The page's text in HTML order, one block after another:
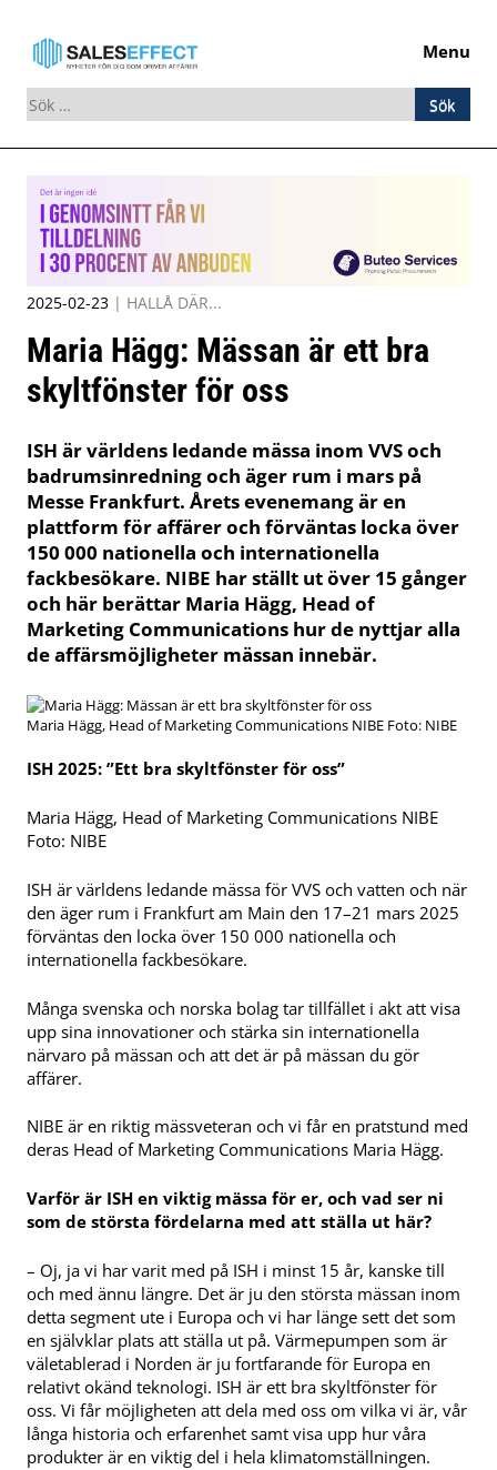
Menu
Sök
efter:
Skip
to
content
2025-02-23 | HALLÅ DÄR...
Maria Hägg: Mässan är ett bra
skyltfönster för oss
ISH är världens ledande mässa inom VVS och
badrumsinredning och äger rum i mars på
Messe Frankfurt. Årets evenemang är en
plattform för affärer och förväntas locka över
150 000 nationella och internationella
fackbesökare. NIBE har ställt ut över 15 gånger
och här berättar Maria Hägg, Head of
Marketing Communications hur de nyttjar alla
de affärsmöjligheter mässan innebär.
Maria Hägg, Head of Marketing Communications NIBE Foto: NIBE
ISH 2025: ”Ett bra skyltfönster för oss”
Maria Hägg, Head of Marketing Communications NIBE
Foto: NIBE
ISH är världens ledande mässa för VVS och vatten och när
den äger rum i Frankfurt am Main den 17–21 mars 2025
förväntas den locka över 150 000 nationella och
internationella fackbesökare.
Många svenska och norska bolag tar tillfället i akt att visa
upp sina innovationer och stärka sin internationella
närvaro på mässan och att det är på mässan du gör
affärer.
NIBE är en riktig mässveteran och vi får en pratstund med
deras Head of Marketing Communications Maria Hägg.
Varför är ISH en viktig mässa för er, och vad ser ni
som de största fördelarna med att ställa ut här?
– Oj, ja vi har varit med på ISH i minst 15 år, kanske till
och med ännu längre. Det är ju den största mässan inom
detta segment ute i Europa och vi har länge sett det som
en självklar plats att ställa ut på. Värmepumpen som är
väletablerad i Norden är ju fortfarande för Europa en
relativt okänd teknologi. ISH är ett bra skyltfönster för
oss. Vi får möjligheten att dela med oss om vilka vi är, vår
långa historia och erfarenhet samt visa upp hur våra
produkter är en viktig del i hela klimatomställningen.